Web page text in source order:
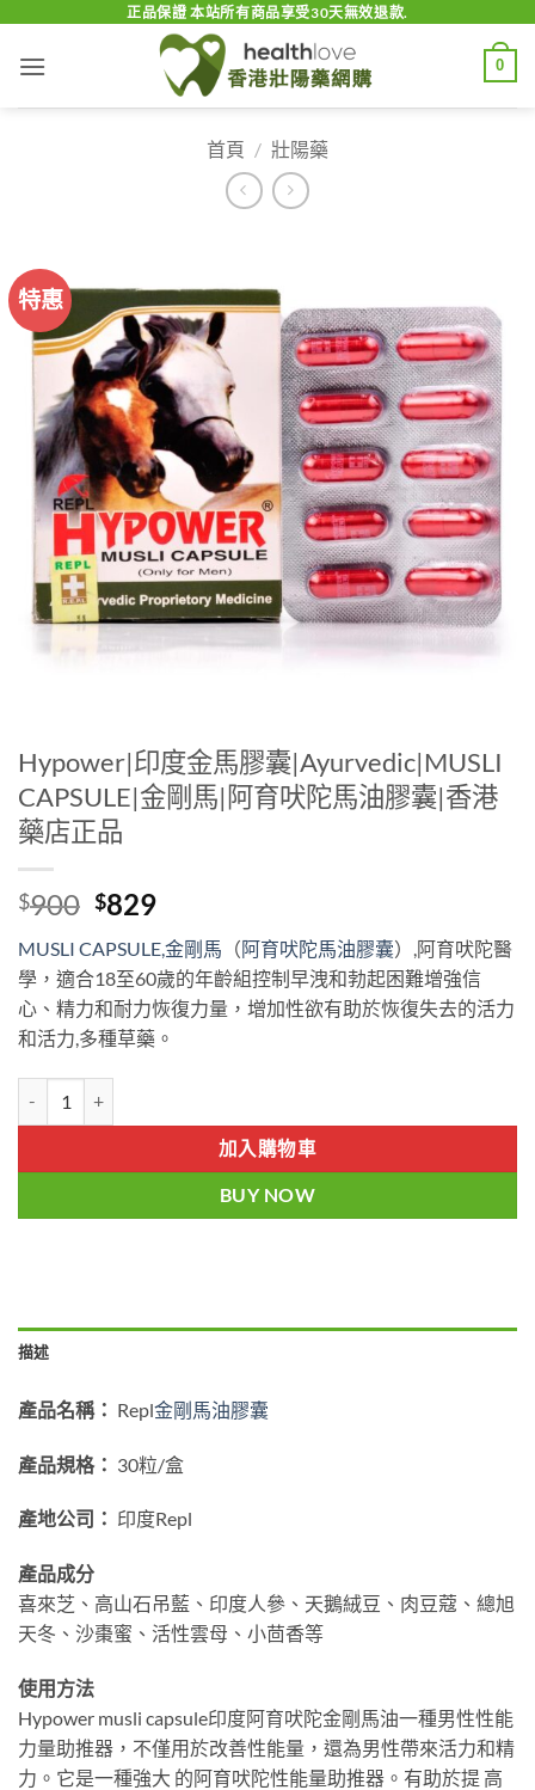
content
正品保證 本站所有商品享受30天無效退款.
0
首頁 / 壯陽藥
特惠
Hypower|印度金馬膠囊|Ayurvedic|MUSLI
CAPSULE|金剛馬|阿育吠陀馬油膠囊|香港
藥店正品
$900 Original
was:
$900.
$829Current
price
is:
$829.
MUSLI CAPSULE,金剛馬 （阿育吠陀馬油膠囊）,阿育吠陀醫
學，適合18至60歲的年齡組控制早洩和勃起困難增強信
心、精力和耐力恢復力量，增加性欲有助於恢復失去的活力
和活力,多種草藥。
加入購物車
BUY NOW
描述
產品名稱： Repl金剛馬油膠囊
產品規格： 30粒/盒
產地公司： 印度Repl
產品成分
喜來芝、高山石吊藍、印度人參、天鵝絨豆、肉豆蔻、總旭
天冬、沙棗蜜、活性雲母、小茴香等
使用方法
Hypower musli capsule印度阿育吠陀金剛馬油一種男性性能
力量助推器，不僅用於改善性能量，還為男性帶來活力和精
力。它是一種強大 的阿育吠陀性能量助推器。有助於提 高